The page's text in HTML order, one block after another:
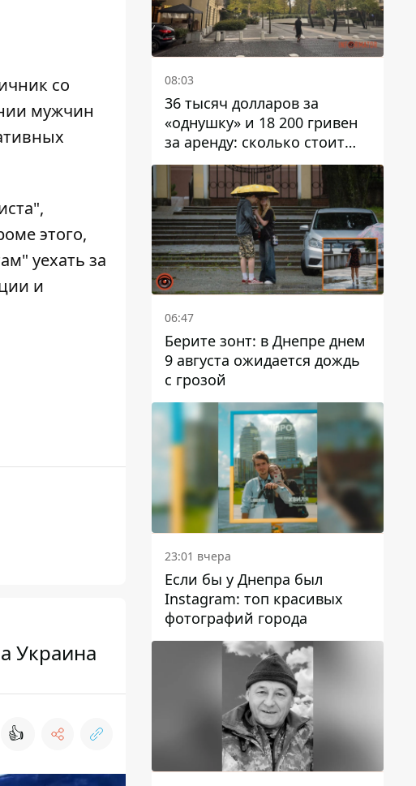
со
мужчин
этого,
уехать за
и
Украина
👍
08:03
36 тысяч долларов за
«однушку» и 18 200 гривен
за аренду: сколько стоит
жилье в Днепропетровской
области
06:47
Берите зонт: в Днепре днем ​​
9 августа ожидается дождь
с грозой
23:01 вчера
Если бы у Днепра был
Instagram: топ красивых
фотографий города